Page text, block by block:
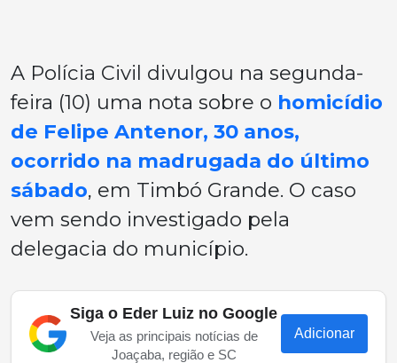
A Polícia Civil divulgou na segunda-
feira (10) uma nota sobre o homicídio
de Felipe Antenor, 30 anos,
ocorrido na madrugada do último
sábado, em Timbó Grande. O caso
vem sendo investigado pela
delegacia do município.
Siga o Eder Luiz no Google
Veja as principais notícias de
Joaçaba, região e SC
Adicionar